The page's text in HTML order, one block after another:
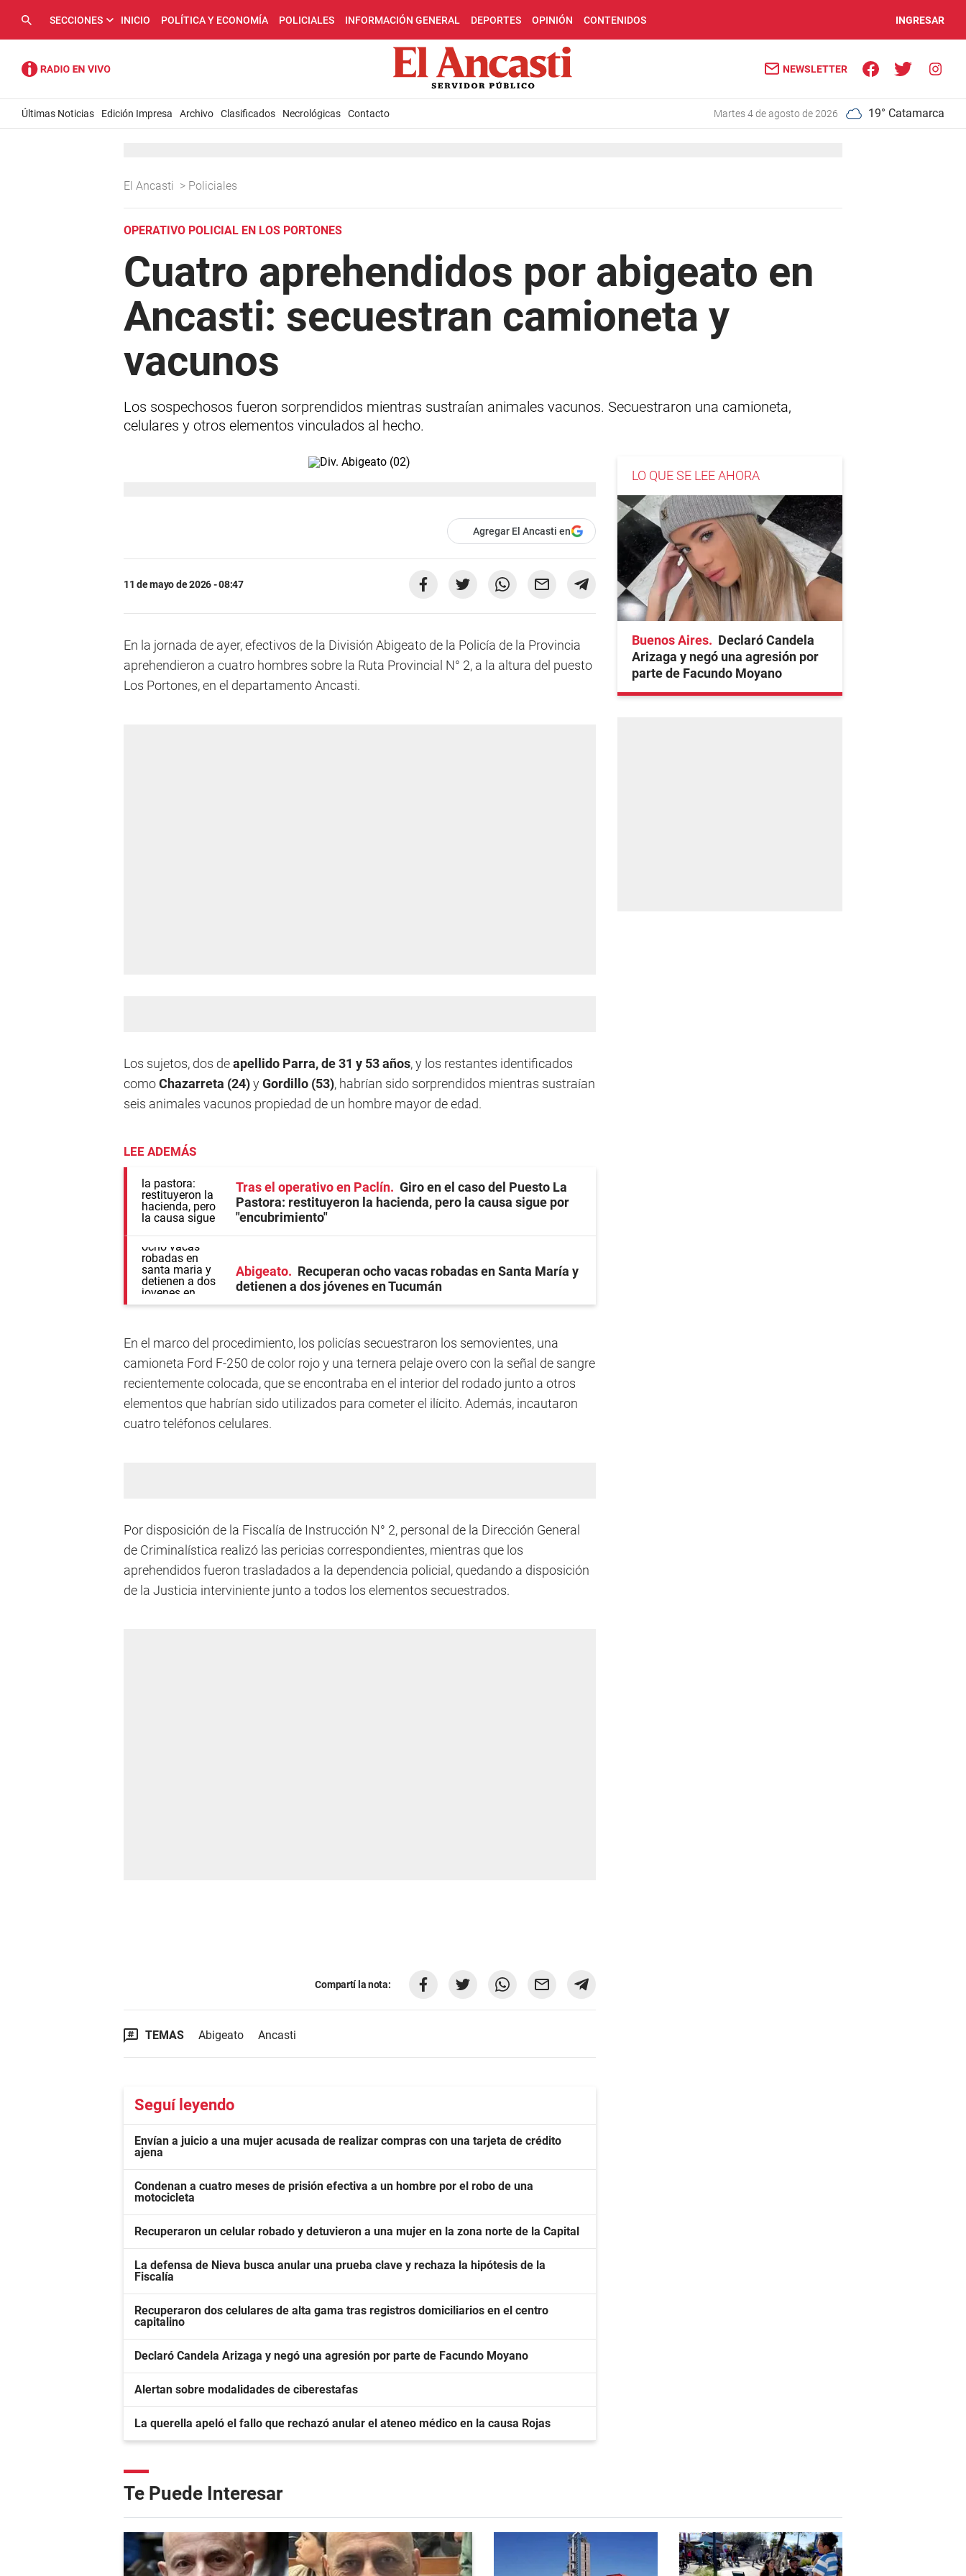
SECCIONES INICIO POLÍTICA Y ECONOMÍA POLICIALES INFORMACIÓN GENERAL DEPORTES OPINIÓN CONTENIDOS INGRESAR
NEWSLETTER
Últimas Noticias Edición Impresa Archivo Clasificados Necrológicas Contacto martes 4 de agosto de 2026 19° Catamarca
El Ancasti > Policiales
OPERATIVO POLICIAL EN LOS PORTONES
Cuatro aprehendidos por abigeato en
Ancasti: secuestran camioneta y
vacunos
Los sospechosos fueron sorprendidos mientras sustraían animales vacunos. Secuestraron una camioneta,
celulares y otros elementos vinculados al hecho.
Agregar El Ancasti en
11 de mayo de 2026 - 08:47
En la jornada de ayer, efectivos de la División Abigeato de la Policía de la Provincia
aprehendieron a cuatro hombres sobre la Ruta Provincial N° 2, a la altura del puesto
Los Portones, en el departamento Ancasti.
Los sujetos, dos deapellido Parra, de 31 y 53 años, y los restantes identificados
comoChazarreta (24)yGordillo (53), habrían sido sorprendidos mientras sustraían
seis animales vacunos propiedad de un hombre mayor de edad.
LEE ADEMÁS
Tras el operativo en Paclín
Giro en el caso del Puesto La
Pastora: restituyeron la hacienda, pero la causa sigue por
"encubrimiento"
Abigeato
Recuperan ocho vacas robadas en Santa María y
detienen a dos jóvenes en Tucumán
En el marco del procedimiento, los policías secuestraron los semovientes, una
camioneta Ford F-250 de color rojo y una ternera pelaje overo con la señal de sangre
recientemente colocada, que se encontraba en el interior del rodado junto a otros
elementos que habrían sido utilizados para cometer el ilícito. Además, incautaron
cuatro teléfonos celulares.
Por disposición de la Fiscalía de Instrucción N° 2, personal de la Dirección General
de Criminalística realizó las pericias correspondientes, mientras que los
aprehendidos fueron trasladados a la dependencia policial, quedando a disposición
de la Justicia interviniente junto a todos los elementos secuestrados.
Compartí la nota:
TEMAS Abigeato Ancasti
Seguí leyendo
Envían a juicio a una mujer acusada de realizar compras con una tarjeta de crédito
ajena
Condenan a cuatro meses de prisión efectiva a un hombre por el robo de una
motocicleta
Recuperaron un celular robado y detuvieron a una mujer en la zona norte de la Capital
La defensa de Nieva busca anular una prueba clave y rechaza la hipótesis de la
Fiscalía
Recuperaron dos celulares de alta gama tras registros domiciliarios en el centro
capitalino
Declaró Candela Arizaga y negó una agresión por parte de Facundo Moyano
Alertan sobre modalidades de ciberestafas
La querella apeló el fallo que rechazó anular el ateneo médico en la causa Rojas
LO QUE SE LEE AHORA
Buenos Aires
Declaró Candela
Arizaga y negó una agresión por
parte de Facundo Moyano
Te Puede Interesar